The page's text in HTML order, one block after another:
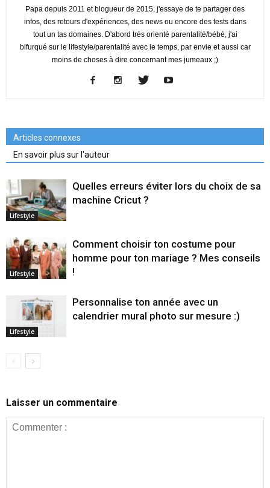
Papa depuis 2011 et blogueur de 2015, j'essaye de te partager des
infos, des retours d'expériences, des news ou encore des tests dans
tout un tas domaines. D'abord très orienté parentalité/bébé, j'ai
bifurqué sur le lifestyle/parentalité avec le temps, par envie et aussi car
moins de choses à dire concernant mes jumeaux ;)
Articles connexes
En savoir plus sur l'auteur
Lifestyle
Quelles erreurs éviter lors du choix de sa
machine Cricut ?
Lifestyle
Comment choisir ton costume pour
homme pour ton mariage ? Mes conseils
!
Lifestyle
Personnalise ton année avec un
calendrier mural photo sur mesure :)
Laisser un commentaire